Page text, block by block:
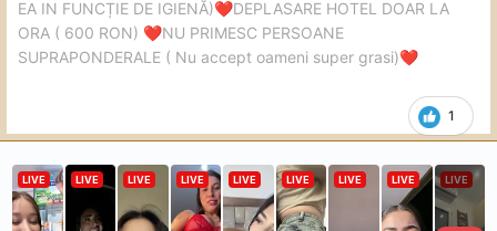
1
EA IN FUNCȚIE DE IGIENĂ)❤️DEPLASARE HOTEL DOAR LA
ORA ( 600 RON) ❤️NU PRIMESC PERSOANE
SUPRAPONDERALE ( Nu accept oameni super grasi)❤️